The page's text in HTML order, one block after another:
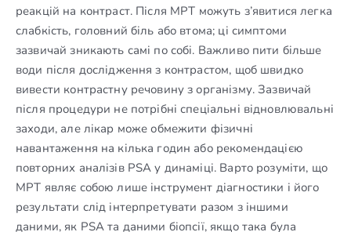
реакцій на контраст. Після МРТ можуть з’явитися легка
слабкість, головний біль або втома; ці симптоми
зазвичай зникають самі по собі. Важливо пити більше
води після дослідження з контрастом, щоб швидко
вивести контрастну речовину з організму. Зазвичай
після процедури не потрібні спеціальні відновлювальні
заходи, але лікар може обмежити фізичні
навантаження на кілька годин або рекомендацією
повторних аналізів PSA у динаміці. Варто розуміти, що
МРТ являє собою лише інструмент діагностики і його
результати слід інтерпретувати разом з іншими
даними, як PSA та даними біопсії, якщо така була